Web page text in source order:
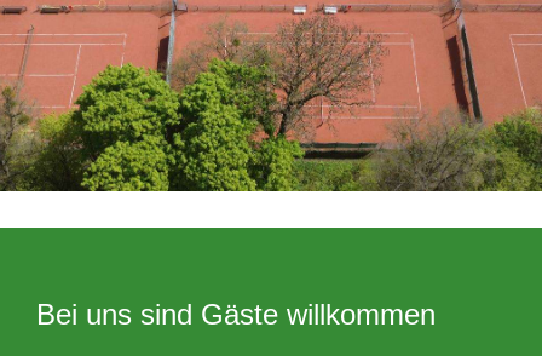
Bei uns sind Gäste willkommen